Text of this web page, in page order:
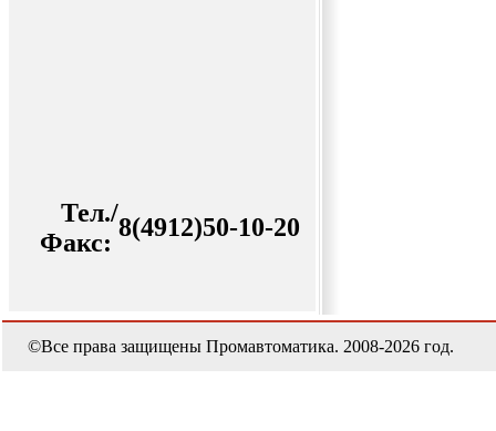
Тел./
Факс:
8(4912)50-10-20
©Все права защищены Промавтоматика. 2008-2026 год.